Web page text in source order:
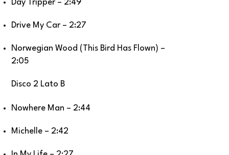
Day Tripper – 2:49
Drive My Car – 2:27
Norwegian Wood (This Bird Has Flown) –
2:05
Disco 2 Lato B
Nowhere Man – 2:44
Michelle – 2:42